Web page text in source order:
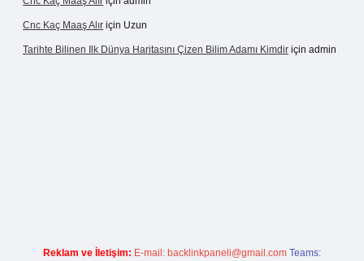
Cnc Kaç Maaş Alır için Uzun
Tarihte Bilinen Ilk Dünya Haritasını Çizen Bilim Adamı Kimdir için admin
Reklam ve İletişim: E-mail: backlinkpaneli@gmail.com Teams: